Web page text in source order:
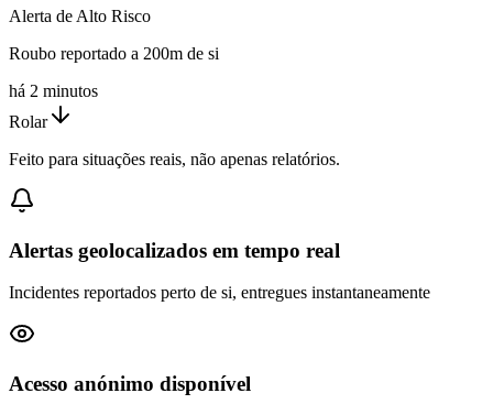
Alerta de Alto Risco
Roubo reportado a 200m de si
há 2 minutos
Rolar
Feito para situações reais, não apenas relatórios.
Alertas geolocalizados em tempo real
Incidentes reportados perto de si, entregues instantaneamente
Acesso anónimo disponível